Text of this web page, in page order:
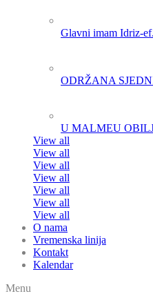
Glavni imam Idriz-
ODRŽANA
U MALMEU
View all
View all
View all
View all
View all
View all
View all
O nama
Vremenska linija
Kontakt
Kalendar
Menu